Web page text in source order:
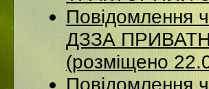
Повідомлення
ДЗЗА
(розміщено
Повідомлення